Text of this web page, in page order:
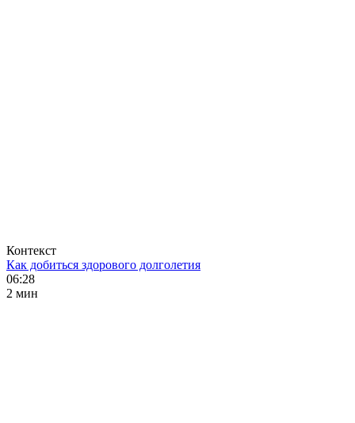
Контекст
Как добиться здорового долголетия
06:28
2 мин